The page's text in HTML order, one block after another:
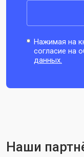
Нажимая на
согласие на
данных.
Наши